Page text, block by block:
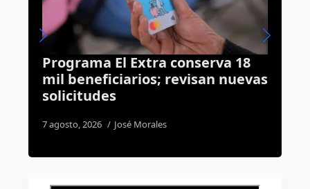
Se acaba el debate: Corregidora
seguirá sin barras ni
“resistencia”
6 agosto, 2026 Daniel Rico